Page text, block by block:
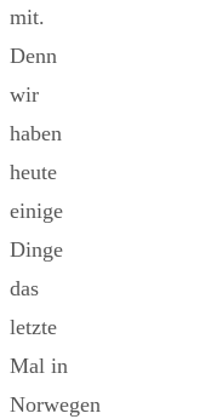
mit.
Denn
wir
haben
heute
einige
Dinge
das
letzte
Mal in
Norwegen